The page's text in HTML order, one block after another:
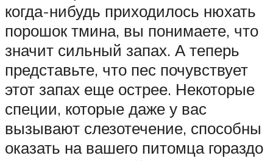
когда-нибудь приходилось нюхать
порошок тмина, вы понимаете, что
значит сильный запах. А теперь
представьте, что пес почувствует
этот запах еще острее. Некоторые
специи, которые даже у вас
вызывают слезотечение, способны
оказать на вашего питомца гораздо